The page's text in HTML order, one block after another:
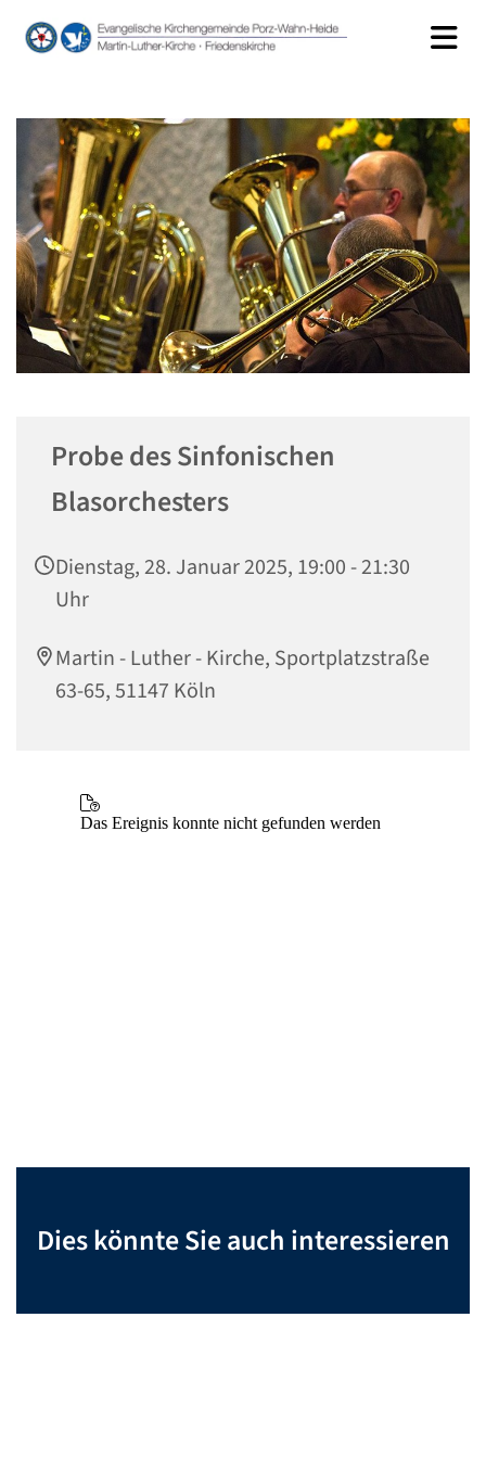
Probe des Sinfonischen
Blasorchesters
Dienstag, 28. Januar 2025, 19:00 - 21:30
Uhr
Martin - Luther - Kirche, Sportplatzstraße
63-65, 51147 Köln
Dies könnte Sie auch interessieren